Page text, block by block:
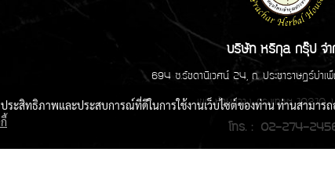
บริษัท หริกุล กรุ๊ป จำ
694 ซ.รัชดานิเวศน์ 24, ถ. ประชาราษฏร์บำเ
เขต ห้วยขวาง, กรุงเทพฯ 10310,
โทร. : 02-274-
ระสิทธิภาพและประสบการณ์ที่ดีในการใช้งานเว็บไซต์ของท่าน ท่านสามารถ